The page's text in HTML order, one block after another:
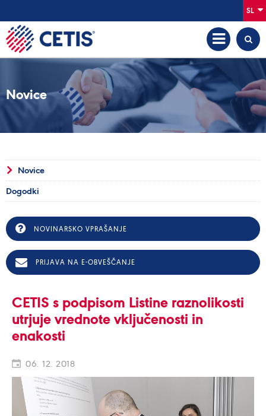
SL
Novice
Novice
Dogodki
NOVINARSKO VPRAŠANJE
PRIJAVA NA E-OBVEŠČANJE
CETIS s podpisom Listine raznolikosti
utrjuje vrednote vključenosti in
enakosti
06. 12. 2018